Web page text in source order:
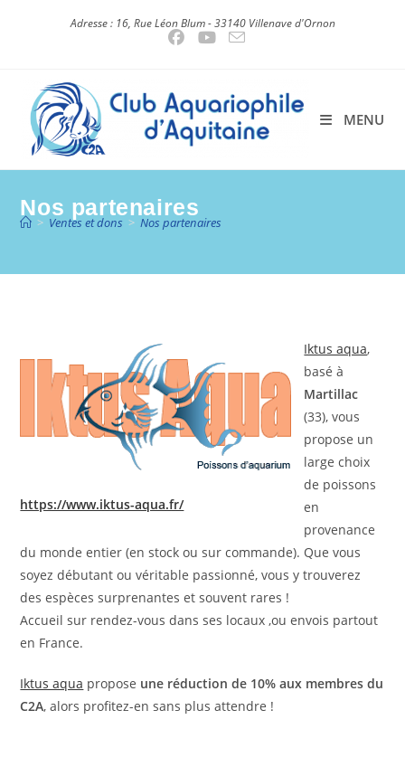
Adresse : 16, Rue Léon Blum - 33140 Villenave d'Ornon
MENU
Nos partenaires
> Ventes et dons > Nos partenaires
https://www.iktus-aqua.fr/
Iktus aqua,
basé à
Martillac
(33), vous
propose un
large choix
de poissons
en
provenance
du monde entier (en stock ou sur commande). Que vous
soyez débutant ou véritable passionné, vous y trouverez
des espèces surprenantes et souvent rares !
Accueil sur rendez-vous dans ses locaux ,ou envois partout
en France.
Iktus aqua propose une réduction de 10% aux membres du
C2A, alors profitez-en sans plus attendre !